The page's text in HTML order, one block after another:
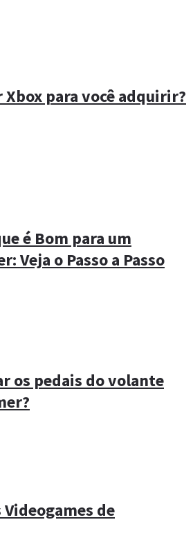
de videogame
para você adquirir?
é Bom para um
Veja o Passo a Passo
os pedais do volante